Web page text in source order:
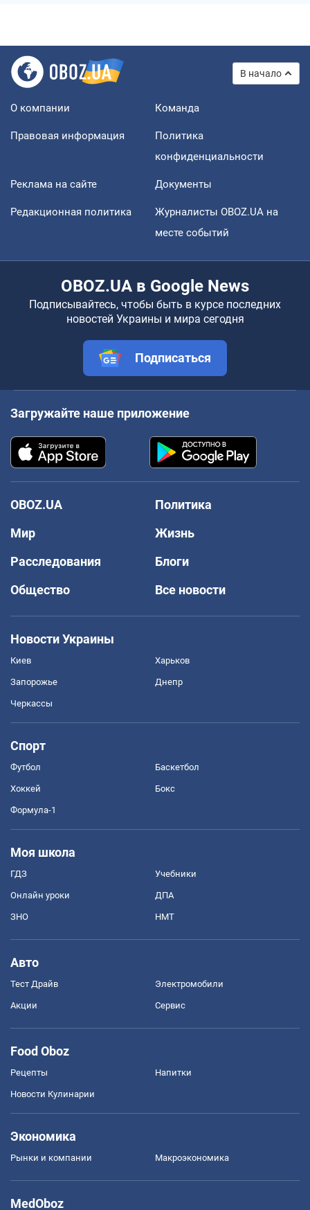
В начало
О компании Команда
Правовая информация
Политика
конфиденциальности
Реклама на сайте Документы
Редакционная политика
Журналисты OBOZ.UA на
месте событий
OBOZ.UA в Google News
Подписывайтесь, чтобы быть в курсе последних
новостей Украины и мира сегодня
Подписаться
Загружайте наше приложение
OBOZ.UA
Политика
Мир
Жизнь
Расследования
Блоги
Общество
Все новости
Новости Украины
Киев Харьков
Запорожье Днепр
Черкассы
Спорт
Футбол Баскетбол
Хоккей Бокс
Формула-1
Моя школа
ГДЗ Учебники
Онлайн уроки ДПА
ЗНО НМТ
Авто
Тест Драйв Электромобили
Акции Сервис
Food Oboz
Рецепты Напитки
Новости Кулинарии
Экономика
Рынки и компании Mакроэкономика
MedOboz